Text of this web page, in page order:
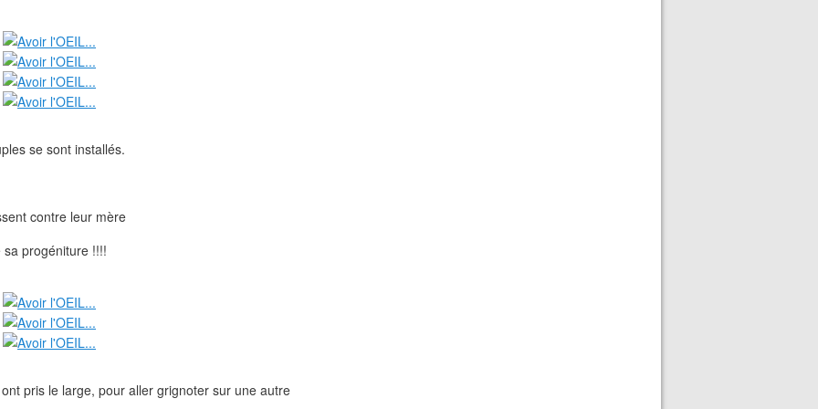
se sont installés.
contre leur mère
progéniture !!!!
pris le large, pour aller grignoter sur une autre